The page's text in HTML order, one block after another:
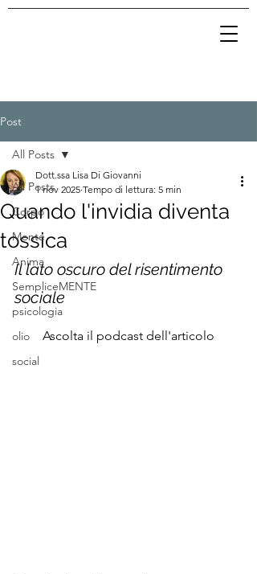
Post
All Posts
Corpo
Mente
Anima
SempliceMENTE
psicologia
olio
social
All Posts
Quando l'invidia diventa
tossica
Dott.ssa Lisa Di Giovanni
1 nov 2025 Tempo di lettura: 5 min
Il lato oscuro del risentimento
sociale
Ascolta il podcast dell'articolo